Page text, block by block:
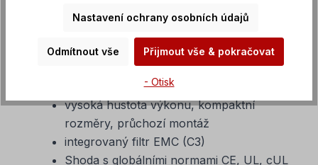
Třída krytí IP66/NEMA4X s
rozšířené funkce bezsenzorového řízení
vysoký rozběhový moment 200 % i při
frekvenci 0,5 Hz
vysoká hustota výkonu, kompaktní
rozměry, průchozí montáž
integrovaný filtr EMC (C3)
Shoda s globálními normami CE, UL, cUL
Nastavení ochrany osobních údajů
Odmítnout vše Přijmout vše & pokračovat
- Otisk